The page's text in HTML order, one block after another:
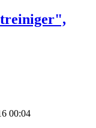
00:04